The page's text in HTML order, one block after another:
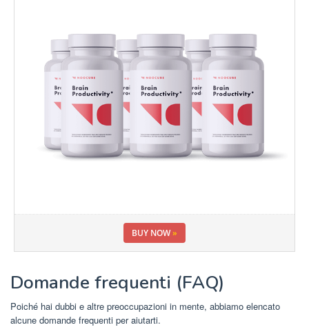
BUY NOW»
Domande frequenti (FAQ)
Poiché hai dubbi e altre preoccupazioni in mente, abbiamo elencato
alcune domande frequenti per aiutarti.